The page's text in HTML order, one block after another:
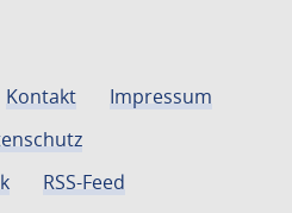
Kontakt
Impressum
RSS-Feed